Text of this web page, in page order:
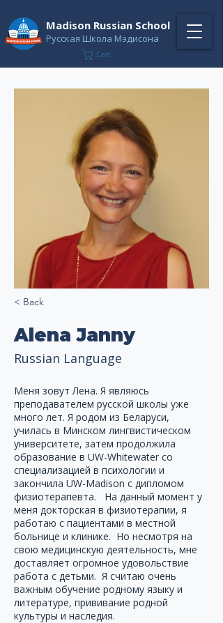
Madison Russian School
Русская Школа Мэдисона
Cart
< Back
Alena Janny
Russian Language
Меня зовут Лена. Я являюсь
преподавателем русской школы уже
много лет. Я родом из Беларуси,
училась в Минском лингвистическом
университете, затем продолжила
образование в UW-Whitewater со
специализацией в психологии и
закончила UW-Madison с дипломом
физиотерапевта.   На данный момент у
меня докторская в физиотерапии, я
работаю с пациентами в местной
больнице и клинике.  Но несмотря на
свою медицинскую деятельность, мне
доставляет огромное удовольствие
работа с детьми.  Я считаю очень
важным обучение родному языку и
литературе, прививание родной
культуры и наследия.